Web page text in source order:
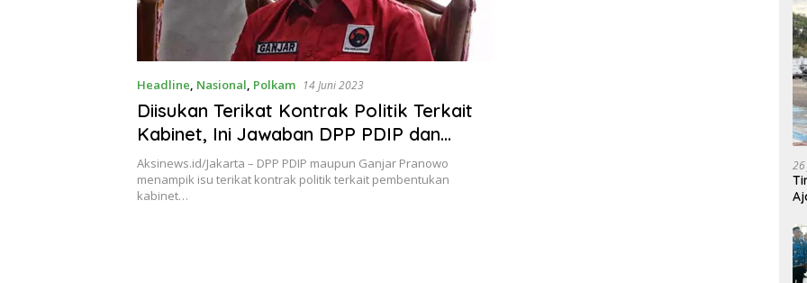
Headline, Nasional, Polkam 14 Juni 2023
Diisukan Terikat Kontrak Politik Terkait
Kabinet, Ini Jawaban DPP PDIP dan
Ganjar Pranowo
Aksinews.id/Jakarta – DPP PDIP maupun Ganjar Pranowo
menampik isu terikat kontrak politik terkait pembentukan
kabinet…